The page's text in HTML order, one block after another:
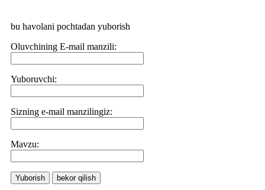
bu havolani pochtadan yuborish
Oluvchining E-mail manzili:
Yuboruvchi:
Sizning e-mail manzilingiz:
Маvzu:
Yuborish bekor qilish